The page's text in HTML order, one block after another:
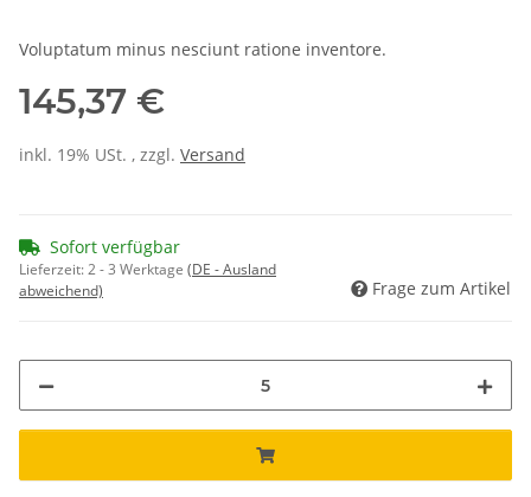
Voluptatum minus nesciunt ratione inventore.
145,37 €
inkl. 19% USt. , zzgl. Versand
Sofort verfügbar
Lieferzeit:2 - 3 Werktage (DE - Ausland
abweichend)
Frage zum Artikel